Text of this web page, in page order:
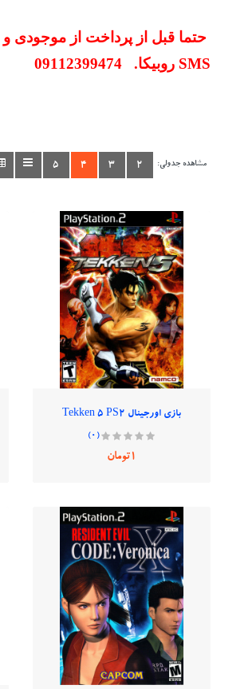
حتما قبل از پرداخت از موجودی و
SMS روبیکا. 09112399474
مشاهده جدولی: 2
3
4
5
بازی اورجینال Tekken 5 PS2
(0)
1تومان